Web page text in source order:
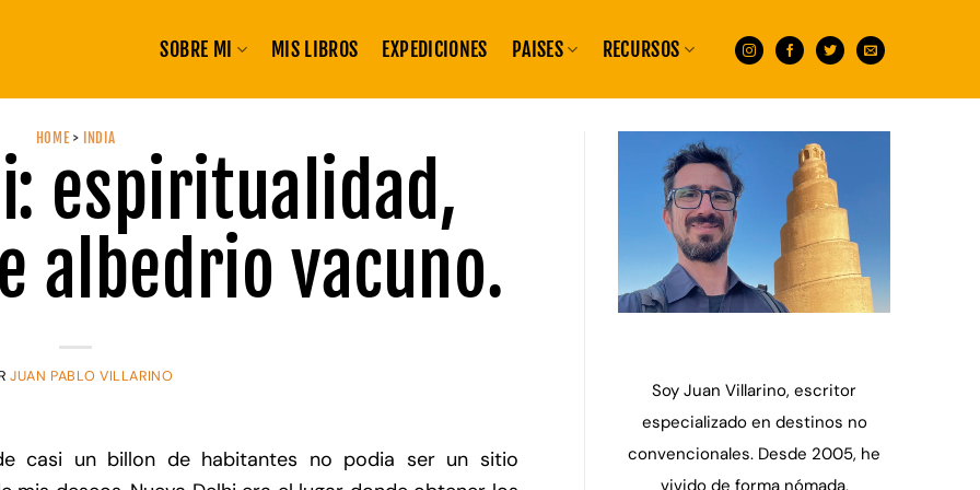
SOBRE MI MIS LIBROS EXPEDICIONES PAISES RECURSOS
HOME > INDIA
espiritualidad,
albedrio vacuno.
JUAN PABLO VILLARINO
casi un billon de habitantes no podia ser un sitio
Soy Juan Villarino, escritor
especializado en destinos no
convencionales. Desde 2005, he
vivido de forma nómada,